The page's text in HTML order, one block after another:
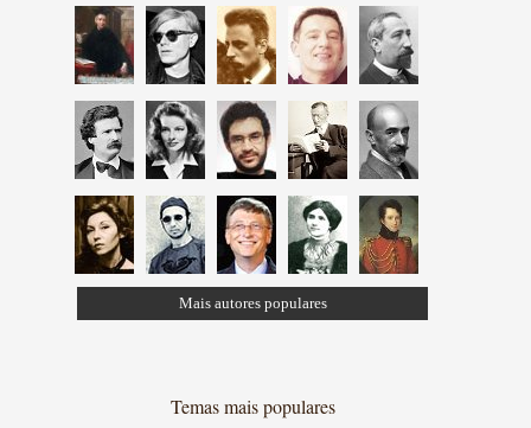
Mais autores populares
Temas mais populares